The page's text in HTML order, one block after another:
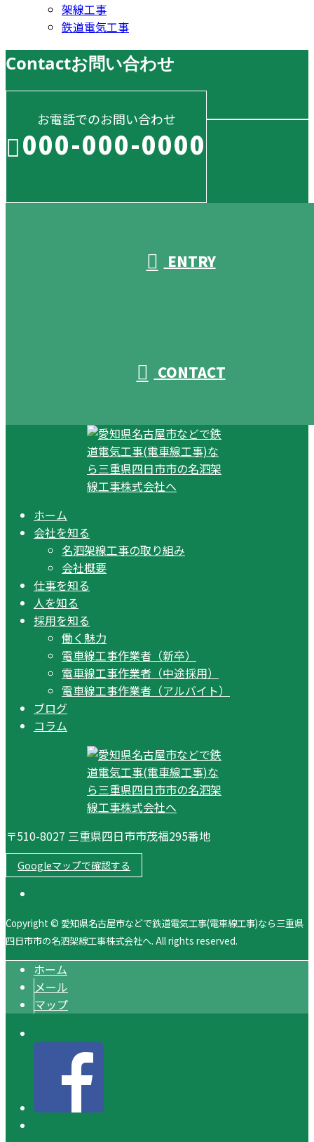
架線工事
鉄道電気工事
Contactお問い合わせ
お電話でのお問い合わせ
000-000-0000
ENTRY
CONTACT
ホーム
会社を知る
名泗架線工事の取り組み
会社概要
仕事を知る
人を知る
採用を知る
働く魅力
電車線工事作業者（新卒）
電車線工事作業者（中途採用）
電車線工事作業者（アルバイト）
ブログ
コラム
〒510-8027 三重県四日市市茂福295番地
Googleマップで確認する
Copyright © 愛知県名古屋市などで鉄道電気工事(電車線工事)なら三重県
四日市市の名泗架線工事株式会社へ. All rights reserved.
ホーム
メール
マップ